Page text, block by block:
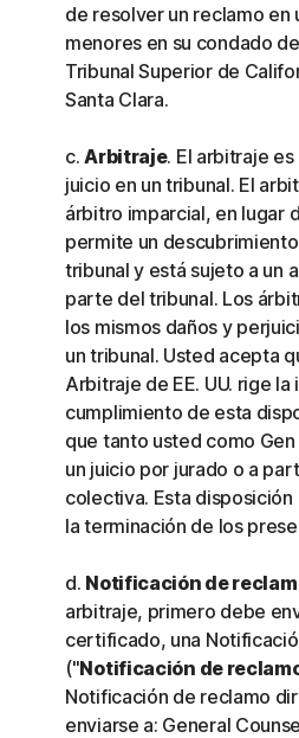
de resolver un reclamo en
menores en su condado
Tribunal Superior de
Santa Clara.
c.Arbitraje. El arbitraje
juicio en un tribunal. El
árbitro imparcial, en lugar
permite un
tribunal y está sujeto a un
parte del tribunal. Los
los mismos daños y
un tribunal. Usted acepta
Arbitraje de EE. UU. rige
cumplimiento de esta
que tanto usted como
un juicio por jurado o a
colectiva. Esta
la terminación de los
d. Notificación de
arbitraje, primero debe
certificado, una
("Notificación de
Notificación de reclamo
enviarse a: General